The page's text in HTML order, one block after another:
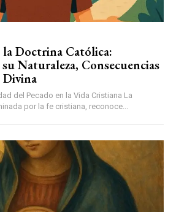
la Doctrina Católica:
Naturaleza, Consecuencias
Divina
del Pecado en la Vida Cristiana La
por la fe cristiana, reconoce...